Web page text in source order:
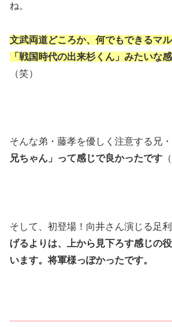
ね。
文武両道どころか、何でもできるマ
「戦国時代の出来杉くん」みたいな
（笑）
そんな弟・藤孝を優しく注意する兄・
兄ちゃん」って感じで良かったです
そして、初登場！向井さん演じる足利
げるよりは、上から見下ろす感じの
います。将軍様っぽかったです。